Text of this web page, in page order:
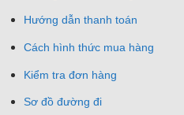
Hướng dẫn thanh toán
Cách hình thức mua hàng
Kiểm tra đơn hàng
Sơ đồ đường đi